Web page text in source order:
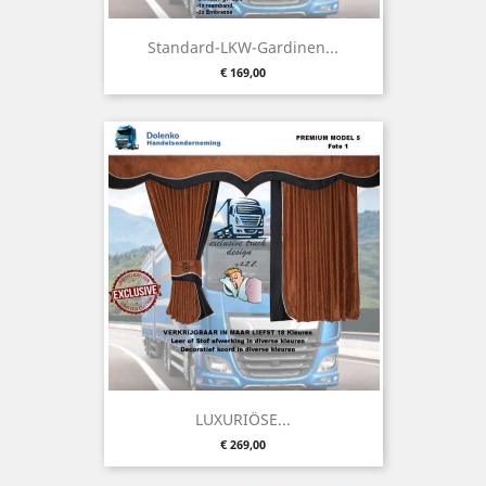
Standard-LKW-Gardinen...
Preis
€ 169,00
LUXURIÖSE...
Preis
€ 269,00